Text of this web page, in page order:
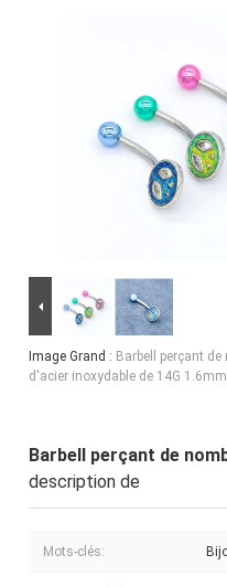
Image Grand : Barbell perçant
d'acier inoxydable de 14G 1.6mm
Barbell perçant de
description de
Mots-clés: